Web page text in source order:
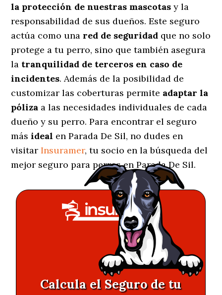
la protección de nuestras mascotas y la
responsabilidad de sus dueños. Este seguro
actúa como una red de seguridad que no solo
protege a tu perro, sino que también asegura
la tranquilidad de terceros en caso de
incidentes. Además de la posibilidad de
customizar las coberturas permite adaptar la
póliza a las necesidades individuales de cada
dueño y su perro. Para encontrar el seguro
másideal en Parada De Sil, no dudes en
visitarInsuramer, tu socio en la búsqueda del
mejor seguro para perros en Parada De Sil.
Calcula el Seguro de tu